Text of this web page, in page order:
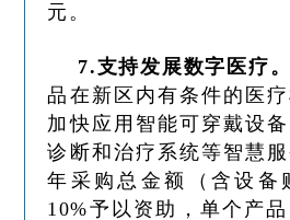
元。
7.支持发展数字医疗。
品在新区内有条件的医
加快应用智能可穿戴设
诊断和治疗系统等智慧
年采购总金额（含设备
10%予以资助，单个产